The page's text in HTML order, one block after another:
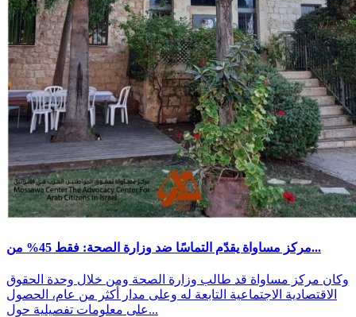
مركز مساواة يقدّم التماسًا ضد وزارة الصحة: فقط 45% من...
وكان مركز مساواة قد طالب وزارة الصحة ومن خلال وحدة الحقوق
الاقتصادية الاجتماعية التابعة له وعلى مدار أكثر من عام، الحصول
على معلومات تفصيلية حول...